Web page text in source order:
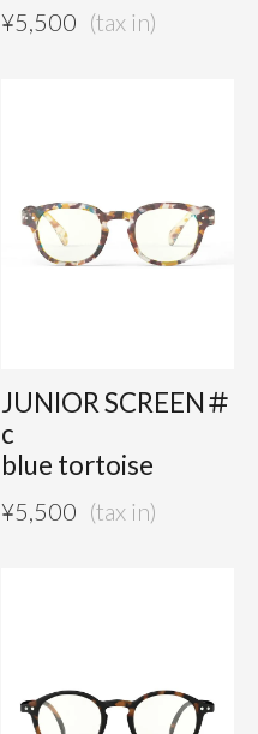
¥5,500
JUNIOR SCREEN＃
c
blue tortoise
¥5,500